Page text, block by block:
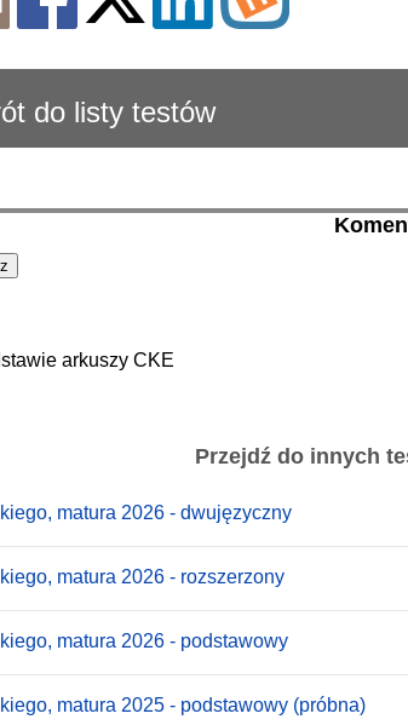
do listy testów
arkuszy CKE
Przejdź do innych
matura 2026 - dwujęzyczny
matura 2026 - rozszerzony
matura 2026 - podstawowy
matura 2025 - podstawowy (próbna)